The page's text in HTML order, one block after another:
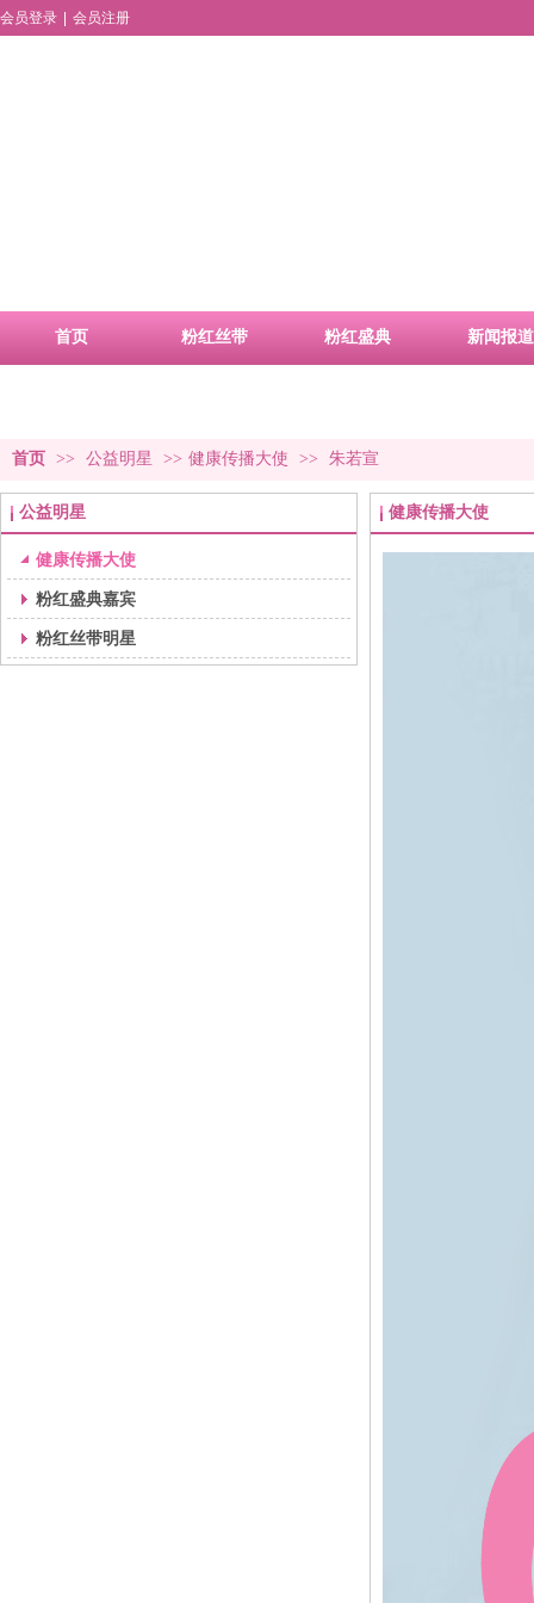
会员登录 会员注册
首页 粉红丝带 粉红盛典 新闻报道
首页 >> 公益明星 >> 健康传播大使 >> 朱若宣
公益明星
健康传播大使
粉红盛典嘉宾
粉红丝带明星
健康传播大使